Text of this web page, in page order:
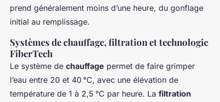
prend généralement moins d’une heure, du gonflage
initial au remplissage.
Systèmes de chauffage, filtration et technologie
FiberTech
Le système de chauffage permet de faire grimper
l’eau entre 20 et 40 °C, avec une élévation de
température de 1 à 2,5 °C par heure. La filtration